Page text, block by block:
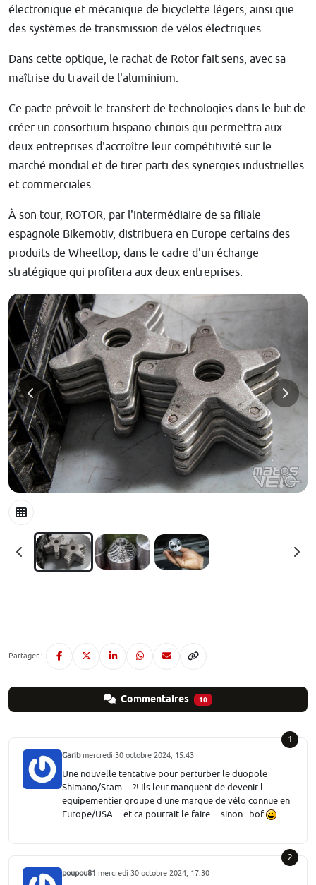
électronique et mécanique de bicyclette légers, ainsi que
des systèmes de transmission de vélos électriques.
Dans cette optique, le rachat de Rotor fait sens, avec sa
maîtrise du travail de l'aluminium.
Ce pacte prévoit le transfert de technologies dans le but de
créer un consortium hispano-chinois qui permettra aux
deux entreprises d'accroître leur compétitivité sur le
marché mondial et de tirer parti des synergies industrielles
et commerciales.
À son tour, ROTOR, par l'intermédiaire de sa filiale
espagnole Bikemotiv, distribuera en Europe certains des
produits de Wheeltop, dans le cadre d'un échange
stratégique qui profitera aux deux entreprises.
Partager :
Commentaires 10
1
Garibmercredi 30 octobre 2024, 15:43
Une nouvelle tentative pour perturber le duopole
Shimano/Sram.... ?! Ils leur manquent de devenir l
equipementier groupe d une marque de vélo connue en
Europe/USA.... et ca pourrait le faire ....sinon...bof
2
poupou81 mercredi 30 octobre 2024, 17:30